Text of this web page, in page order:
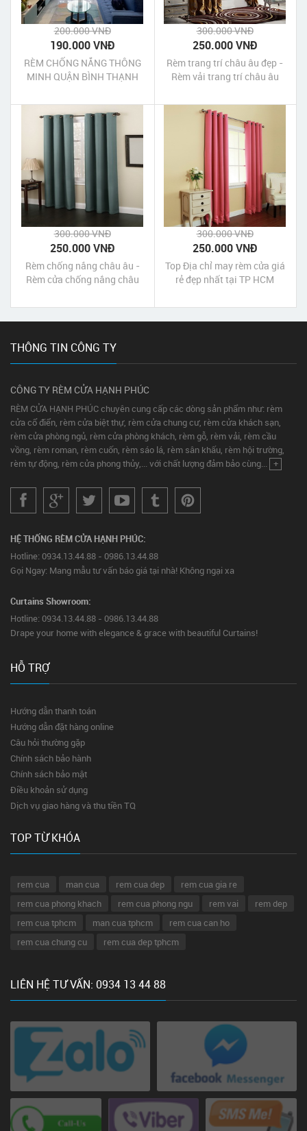
200.000 VNĐ
190.000 VNĐ
RÈM CHỐNG NẮNG THÔNG
MINH QUẬN BÌNH THẠNH
300.000 VNĐ
250.000 VNĐ
Rèm trang trí châu âu đẹp -
Rèm vải trang trí châu âu
300.000 VNĐ
250.000 VNĐ
Rèm chống nắng châu âu -
Rèm cửa chống nắng châu
300.000 VNĐ
250.000 VNĐ
Top Địa chỉ may rèm cửa giá
rẻ đẹp nhất tại TP HCM
THÔNG TIN CÔNG TY
CÔNG TY RÈM CỬA HẠNH PHÚC
RÈM CỬA HẠNH PHÚC chuyên cung cấp các dòng sản phẩm như: rèm
cửa cổ điển, rèm cửa biệt thự, rèm cửa chung cư, rèm cửa khách sạn,
rèm cửa phòng ngủ, rèm cửa phòng khách, rèm gỗ, rèm vải, rèm cầu
vồng, rèm roman, rèm cuốn, rèm sáo lá, rèm sân khấu, rèm hội trường,
rèm tự động, rèm cửa phong thủy,... với chất lượng đảm bảo cùng... +
HỆ THỐNG RÈM CỬA HẠNH PHÚC:
Hotline: 0934.13.44.88 - 0986.13.44.88
Gọi Ngay: Mang mẫu tư vấn báo giá tại nhà! Không ngại xa
Curtains Showroom:
Hotline: 0934.13.44.88 - 0986.13.44.88
Drape your home with elegance & grace with beautiful Curtains!
HỖ TRỢ
Hướng dẫn thanh toán
Hướng dẫn đặt hàng online
Câu hỏi thường gặp
Chính sách bảo hành
Chính sách bảo mật
Điều khoản sử dụng
Dịch vụ giao hàng và thu tiền TQ
TOP TỪ KHÓA
rem cua man cua rem cua dep
rem cua gia re
rem cua phong khach
rem cua phong ngu rem vai
rem dep
rem cua tphcm
man cua tphcm
rem cua can ho
rem cua chung cu
rem cua dep tphcm
LIÊN HỆ TƯ VẤN: 0934 13 44 88